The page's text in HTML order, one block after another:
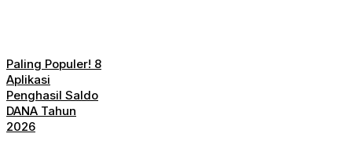
Paling Populer! 8
Aplikasi
Penghasil Saldo
DANA Tahun
2026